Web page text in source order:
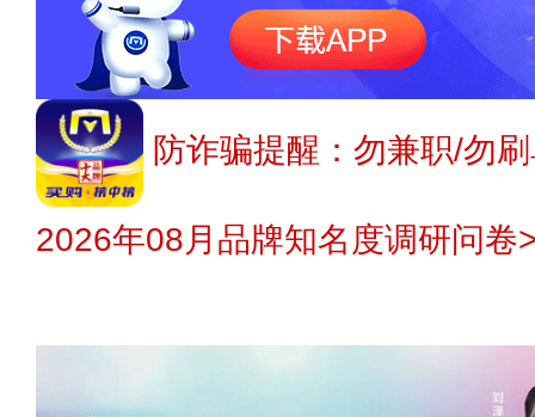
防诈骗提醒：勿兼职/勿
2026年08月品牌知名度调研问卷